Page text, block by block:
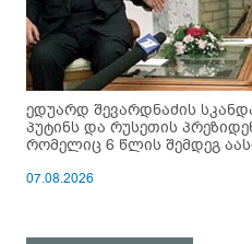
ედუარდ შევარდნაძის
პუტინს და რუსეთის
რომელიც 6 წლის შემდეგ
07.08.2026